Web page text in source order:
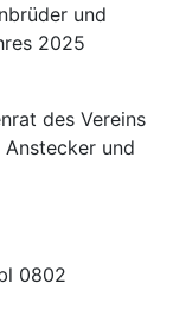
und
2025
des Vereins
und